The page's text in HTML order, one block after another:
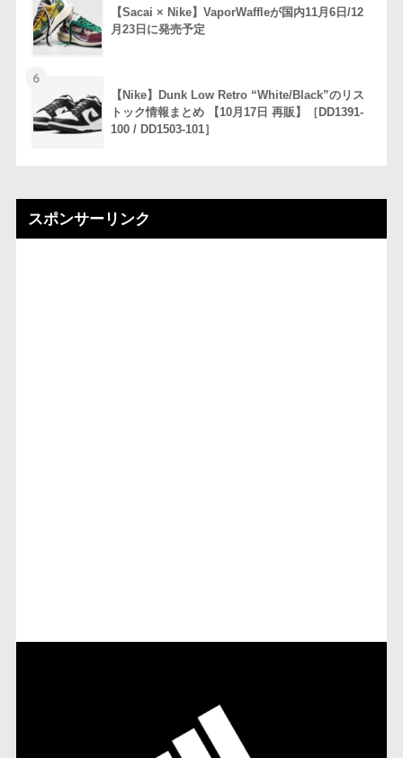
【Sacai × Nike】VaporWaffleが国内11月6日/12
月23日に発売予定
6
【Nike】Dunk Low Retro “White/Black”のリス
トック情報まとめ 【10月17日 再販】［DD1391-
100 / DD1503-101］
スポンサーリンク